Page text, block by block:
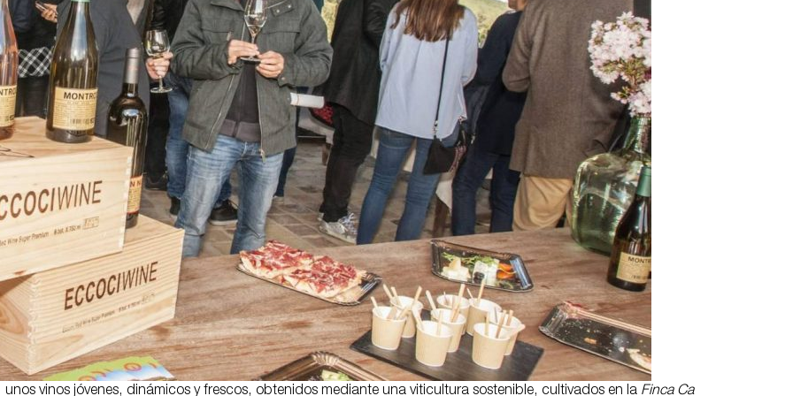
unos vinos jóvenes, dinámicos y frescos, obtenidos mediante una viticultura sostenible, cultivados en la Finca Ca